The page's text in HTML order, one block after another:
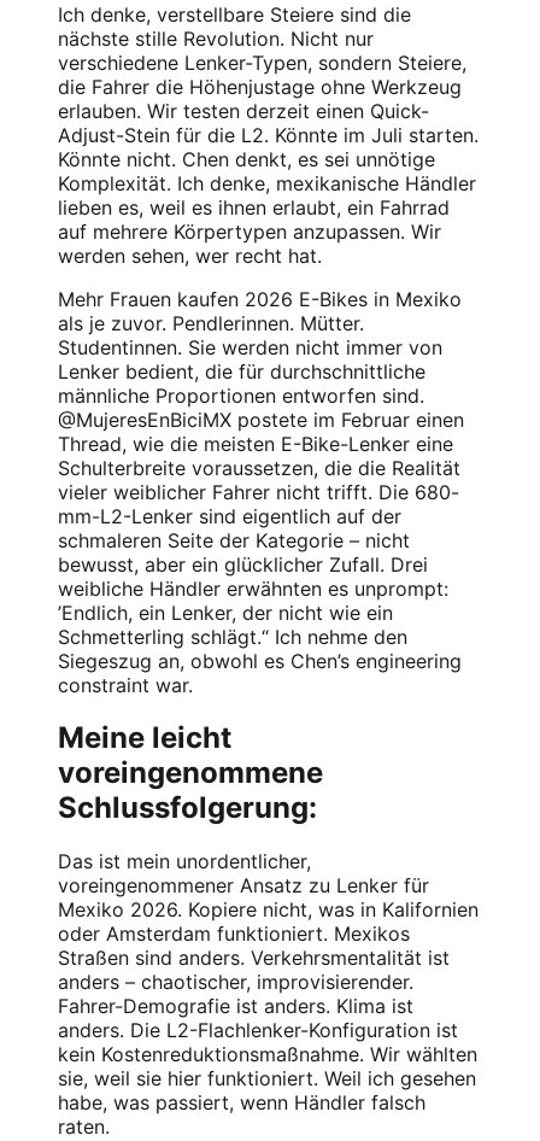
Ich denke, verstellbare Steiere sind die
nächste stille Revolution. Nicht nur
verschiedene Lenker-Typen, sondern Steiere,
die Fahrer die Höhenjustage ohne Werkzeug
erlauben. Wir testen derzeit einen Quick-
Adjust-Stein für die L2. Könnte im Juli starten.
Könnte nicht. Chen denkt, es sei unnötige
Komplexität. Ich denke, mexikanische Händler
lieben es, weil es ihnen erlaubt, ein Fahrrad
auf mehrere Körpertypen anzupassen. Wir
werden sehen, wer recht hat.
Mehr Frauen kaufen 2026 E-Bikes in Mexiko
als je zuvor. Pendlerinnen. Mütter.
Studentinnen. Sie werden nicht immer von
Lenker bedient, die für durchschnittliche
männliche Proportionen entworfen sind.
@MujeresEnBiciMX postete im Februar einen
Thread, wie die meisten E-Bike-Lenker eine
Schulterbreite voraussetzen, die die Realität
vieler weiblicher Fahrer nicht trifft. Die 680-
mm-L2-Lenker sind eigentlich auf der
schmaleren Seite der Kategorie – nicht
bewusst, aber ein glücklicher Zufall. Drei
weibliche Händler erwähnten es unprompt:
’Endlich, ein Lenker, der nicht wie ein
Schmetterling schlägt.“ Ich nehme den
Siegeszug an, obwohl es Chen’s engineering
constraint war.
Meine leicht
voreingenommene
Schlussfolgerung:
Das ist mein unordentlicher,
voreingenommener Ansatz zu Lenker für
Mexiko 2026. Kopiere nicht, was in Kalifornien
oder Amsterdam funktioniert. Mexikos
Straßen sind anders. Verkehrsmentalität ist
anders – chaotischer, improvisierender.
Fahrer-Demografie ist anders. Klima ist
anders. Die L2-Flachlenker-Konfiguration ist
kein Kostenreduktionsmaßnahme. Wir wählten
sie, weil sie hier funktioniert. Weil ich gesehen
habe, was passiert, wenn Händler falsch
raten.